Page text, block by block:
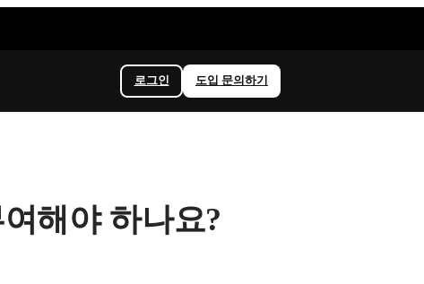
로그인 도입 문의하기
해야 하나요?